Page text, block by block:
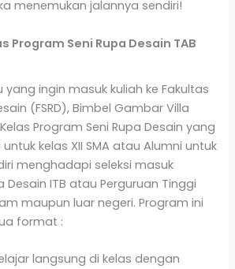
menemukan jalannya sendiri!
Program Seni Rupa Desain TAB
ingin masuk kuliah ke Fakultas
(FSRD), Bimbel Gambar Villa
Program Seni Rupa Desain yang
kelas XII SMA atau Alumni untuk
menghadapi seleksi masuk
Desain ITB atau Perguruan Tinggi
maupun luar negeri. Program ini
format :
langsung di kelas dengan